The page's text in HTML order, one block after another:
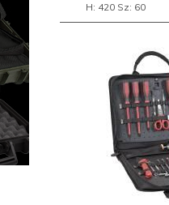
H: 420 Sz: 60